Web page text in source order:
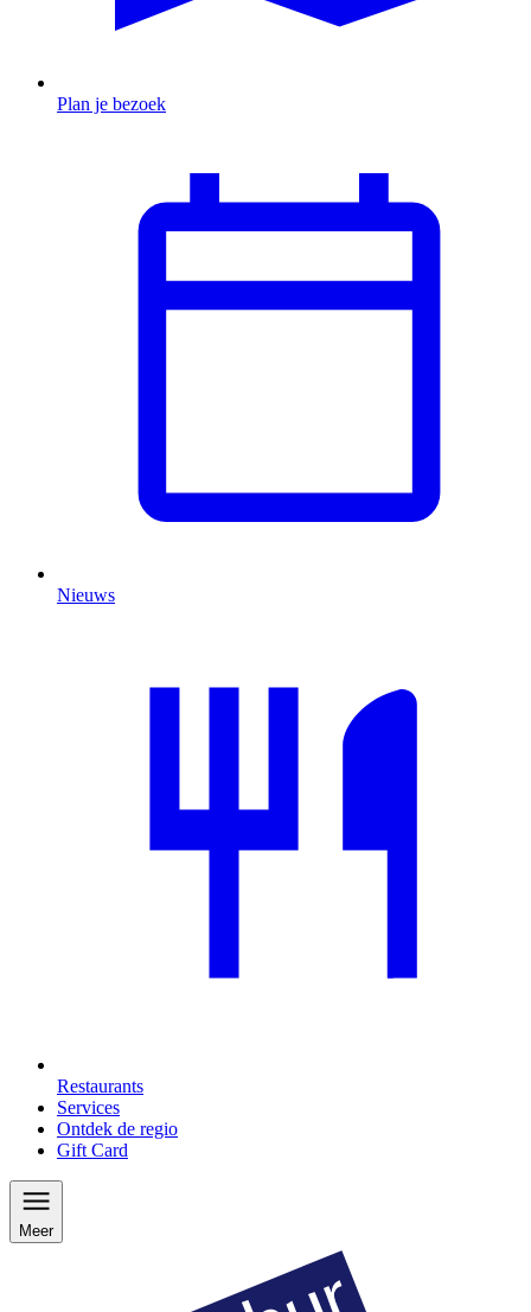
Plan je bezoek
Nieuws
Restaurants
Services
Ontdek de regio
Gift Card
Meer